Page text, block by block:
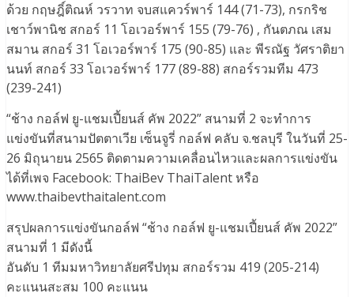
ด้วย กฤษฎิ์ติณห์ วรวาท จบสแควร์พาร์ 144 (71-73), กรกริช
เชาว์พานิช สกอร์ 11 โอเวอร์พาร์ 155 (79-76) , กันตภณ เสม
สมาน สกอร์ 31 โอเวอร์พาร์ 175 (90-85) และ พีรณัฐ วัศราติยา
นนท์ สกอร์ 33 โอเวอร์พาร์ 177 (89-88) สกอร์รวมทีม 473
(239-241)
“ช้าง กอล์ฟ ยู-แชมเปี้ยนส์ คัพ 2022” สนามที่ 2 จะทำการ
แข่งขันที่สนามปัตตาเวีย เซ็นจูรี่ กอล์ฟ คลับ จ.ชลบุรี ในวันที่ 25-
26 มิถุนายน 2565 ติดตามความเคลื่อนไหวและผลการแข่งขัน
ได้ที่เพจ Facebook: ThaiBev ThaiTalent หรือ
www.thaibevthaitalent.com
สรุปผลการแข่งขันกอล์ฟ “ช้าง กอล์ฟ ยู-แชมเปี้ยนส์ คัพ 2022”
สนามที่ 1 มีดังนี้
อันดับ 1 ทีมมหาวิทยาลัยศรีปทุม สกอร์รวม 419 (205-214)
คะแนนสะสม 100 คะแนน